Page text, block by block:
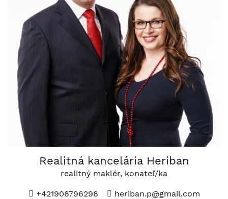
Realitná kancelária Heriban
realitný maklér, konateľ/ka
+421908796298
heriban.p@gmail.com